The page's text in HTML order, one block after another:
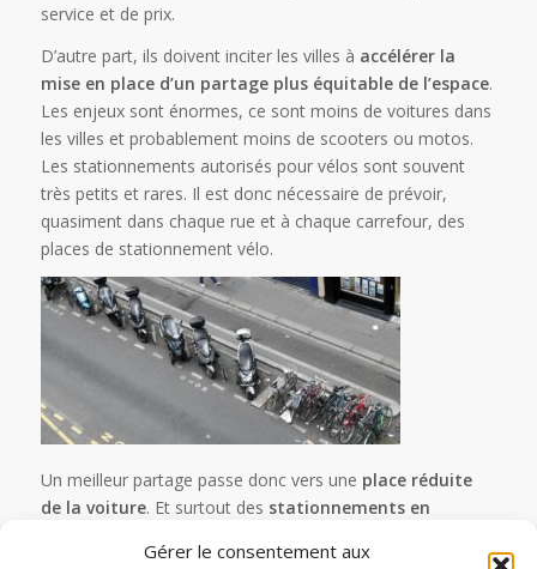
Gérer le consentement aux
service et de prix.
D’autre part, ils doivent inciter les villes à accélérer la
mise en place d’un partage plus équitable de l’espace.
Les enjeux sont énormes, ce sont moins de voitures dans
les villes et probablement moins de scooters ou motos.
Les stationnements autorisés pour vélos sont souvent
très petits et rares. Il est donc nécessaire de prévoir,
quasiment dans chaque rue et à chaque carrefour, des
places de stationnement vélo.
Un meilleur partage passe donc vers une place réduite
de la voiture. Et surtout des stationnements en
totalement improductifs pour la ville, qui posent un